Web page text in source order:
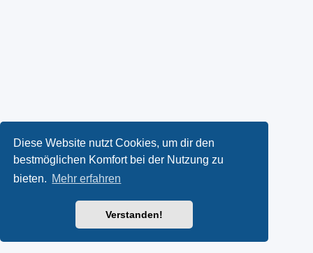
Diese Website nutzt Cookies, um dir den
bestmöglichen Komfort bei der Nutzung zu
bieten. Mehr erfahren
Verstanden!